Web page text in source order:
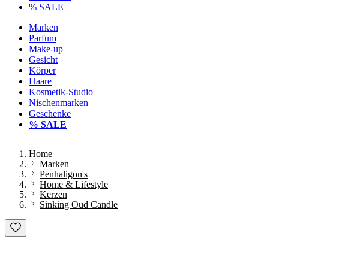
% SALE
Marken
Parfum
Make-up
Gesicht
Körper
Haare
Kosmetik-Studio
Nischenmarken
Geschenke
% SALE
Home
Marken
Penhaligon's
Home & Lifestyle
Kerzen
Sinking Oud Candle